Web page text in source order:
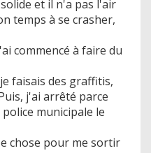
et il n'a pas l'air
temps à se crasher,
commencé à faire du
faisais des graffitis,
j'ai arrêté parce
municipale le
chose pour me sortir